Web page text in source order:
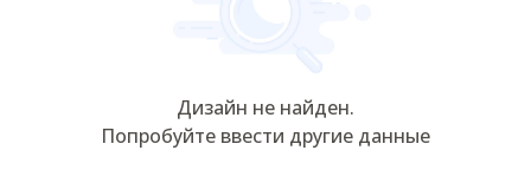
Дизайн не найден.
Попробуйте ввести другие данные